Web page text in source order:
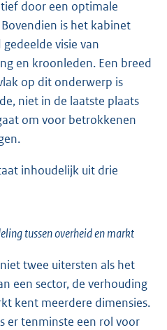
door een optimale
is het kabinet
visie van
en kroonleden. Een breed
op dit onderwerp is
niet in de laatste plaats
om voor betrokkenen
inhoudelijk uit drie
tussen overheid en markt
twee uitersten als het
een sector, de verhouding
kent meerdere dimensies.
er tenminste een rol voor